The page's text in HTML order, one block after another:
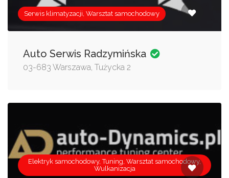
Serwis klimatyzacji, Warsztat samochodowy
Auto Serwis Radzymińska
03-683 Warszawa, Tużycka 2
Elektryk samochodowy, Tuning, Warsztat samochodowy,
Wulkanizacja